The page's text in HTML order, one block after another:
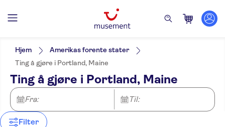
Filters
Min NOK Max
Alternativer
Gratis kansellering
Øyeblikkelig bekreftelse
Rundtur med Lydguide
Kategorier
Kultur og historie
Toppattraksjoner
Aktiviteter
Natur
Severdigheter og guidede turer
English
Hjem
Amerikas forente stater
Ting å gjøre i Portland, Maine
Ting å gjøre i Portland, Maine
Fra: Til:
Filter